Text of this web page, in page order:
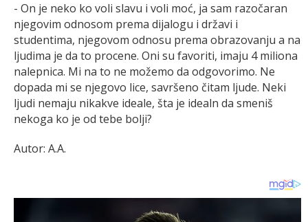
- On je neko ko voli slavu i voli moć, ja sam razočaran
njegovim odnosom prema dijalogu i državi i
studentima, njegovom odnosu prema obrazovanju a na
ljudima je da to procene. Oni su favoriti, imaju 4 miliona
nalepnica. Mi na to ne možemo da odgovorimo. Ne
dopada mi se njegovo lice, savršeno čitam ljude. Neki
ljudi nemaju nikakve ideale, šta je idealn da smeniš
nekoga ko je od tebe bolji?
Autor: A.A.